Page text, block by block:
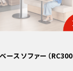
ースソファー（RC300